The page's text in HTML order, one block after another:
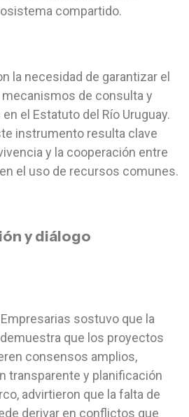
compartido.
la necesidad de garantizar el
de consulta y
el Estatuto del Río Uruguay.
instrumento resulta clave
y la cooperación entre
el uso de recursos comunes.
y diálogo
sostuvo que la
que los proyectos
consensos amplios,
transparente y planificación
advirtieron que la falta de
derivar en conflictos que